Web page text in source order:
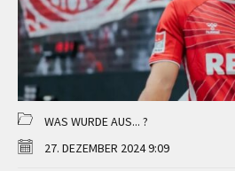
WAS WURDE AUS... ?
27. DEZEMBER 2024 9:09